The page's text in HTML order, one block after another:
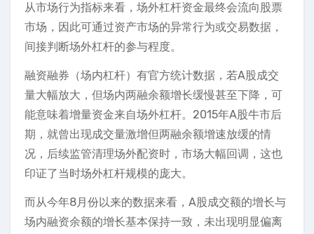
从市场行为指标来看，场外杠杆资金最终会流向股票
市场，因此可通过资产市场的异常行为或交易数据，
间接判断场外杠杆的参与程度。
融资融券（场内杠杆）有官方统计数据，若A股成交
量大幅放大，但场内两融余额增长缓慢甚至下降，可
能意味着增量资金来自场外杠杆。2015年A股牛市后
期，就曾出现成交量激增但两融余额增速放缓的情
况，后续监管清理场外配资时，市场大幅回调，这也
印证了当时场外杠杆规模的庞大。
而从今年8月份以来的数据来看，A股成交额的增长与
场内融资余额的增长基本保持一致，未出现明显偏离